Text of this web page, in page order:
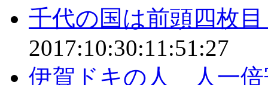
千代の国は前頭四枚
2017:10:30:11:51:27
伊賀ドキの人 人一